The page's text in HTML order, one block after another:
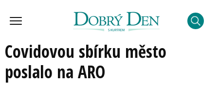
Covidovou sbírku město
poslalo na ARO